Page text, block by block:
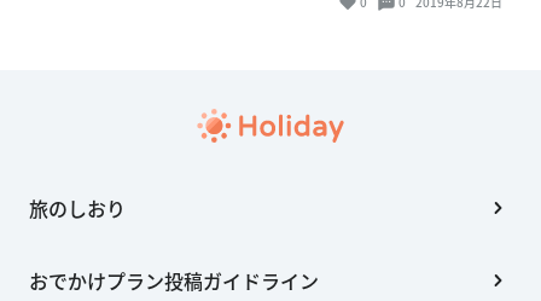
旅のしおり
おでかけプラン投稿ガイドライン